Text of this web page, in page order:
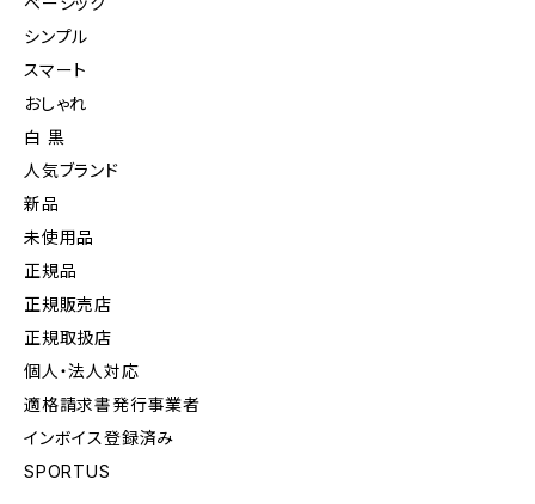
シンプル
スマート
おしゃれ
白 黒
人気ブランド
新品
未使用品
正規品
正規販売店
正規取扱店
個人・法人対応
適格請求書発行事業者
インボイス登録済み
SPORTUS